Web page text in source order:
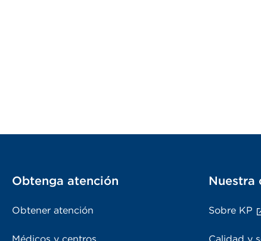
Obtenga atención
Obtener atención
Nuestra
Sobre KP